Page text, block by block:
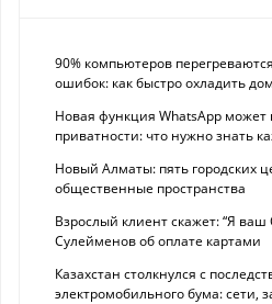
90% компьютеров
ошибок: как быстро охладить
Новая функция WhatsApp
приватности: что нужно знать
Новый Алматы: пять городских
общественные пространства
Взрослый клиент скажет: “Я
Сулейменов об оплате картами
Казахстан столкнулся с
электромобильного бума: сети,